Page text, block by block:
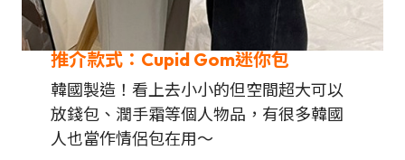
推介款式：Cupid Gom迷你包
韓國製造！看上去小小的但空間超大可以
放錢包、潤手霜等個人物品，有很多韓國
人也當作情侶包在用～